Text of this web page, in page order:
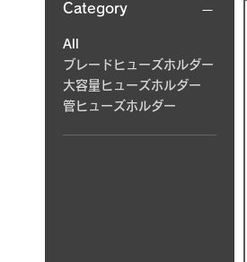
Category
All
ブレードヒューズホルダー
大容量ヒューズホルダー
管ヒューズホルダー